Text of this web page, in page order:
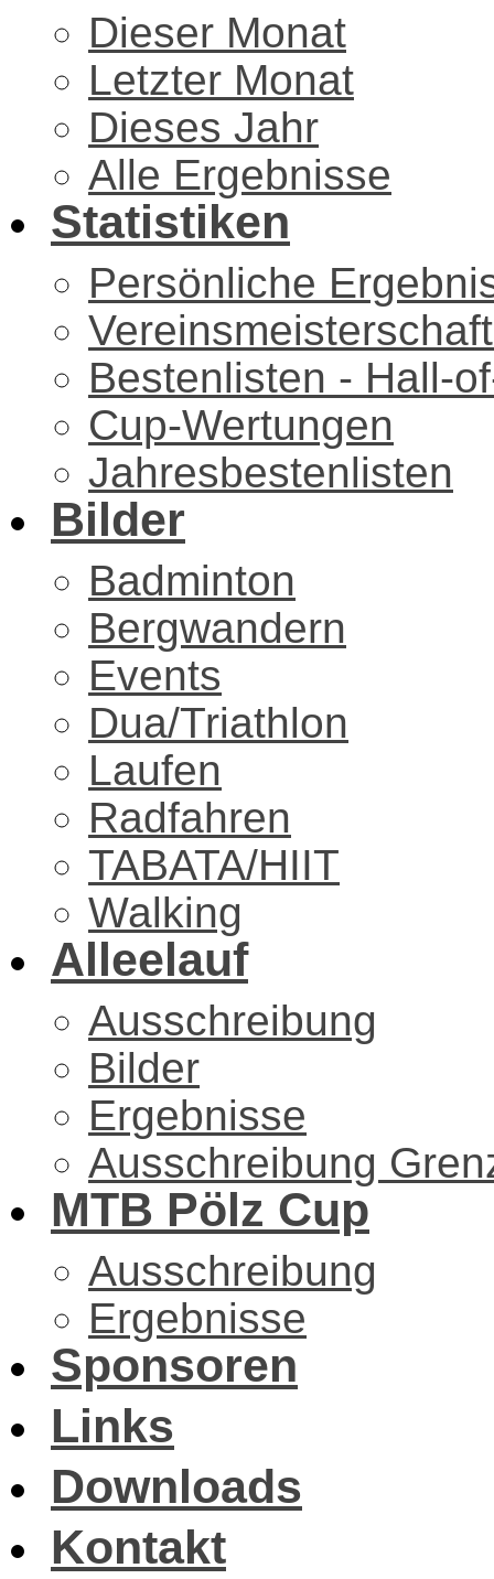
Dieser Monat
Letzter Monat
Dieses Jahr
Alle Ergebnisse
Statistiken
Persönliche
Bestenlisten - Hall-
Cup-Wertungen
Jahresbestenlisten
Bilder
Badminton
Bergwandern
Events
Dua/Triathlon
Laufen
Radfahren
TABATA/HIIT
Walking
Alleelauf
Ausschreibung
Bilder
Ergebnisse
Ausschreibung
MTB Pölz Cup
Ausschreibung
Ergebnisse
Sponsoren
Links
Downloads
Kontakt